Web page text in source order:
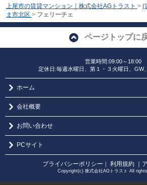
上尾市の賃貸マンション｜株式会社AGトラスト > (
ま市北区 > フェリーチェ
ページトップに
営業時間:09:00～18:00
定休日:毎週水曜日、第１・３火曜日、GW
ホーム
会社概要
お問い合わせ
PCサイト
プライバシーポリシー 利用規約 ｜
Copyright(c) 株式会社AGトラスト All